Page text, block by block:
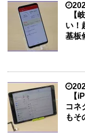
【
い！
基板
【
コネ
もそ